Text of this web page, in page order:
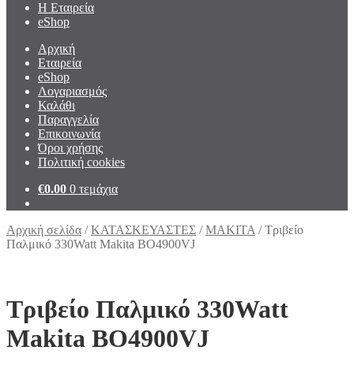
Η Εταιρεία
eShop
Αρχική
Εταιρεία
eShop
Λογαριασμός
Καλάθι
Παραγγελία
Επικοινωνία
Όροι χρήσης
Πολιτική cookies
€0.00 0 τεμάχια
Αρχική σελίδα /ΚΑΤΑΣΚΕΥΑΣΤΕΣ /MAKITA /Τριβείο
Παλμικό 330Watt Makita BO4900VJ
Τριβείο Παλμικό 330Watt
Makita BO4900VJ